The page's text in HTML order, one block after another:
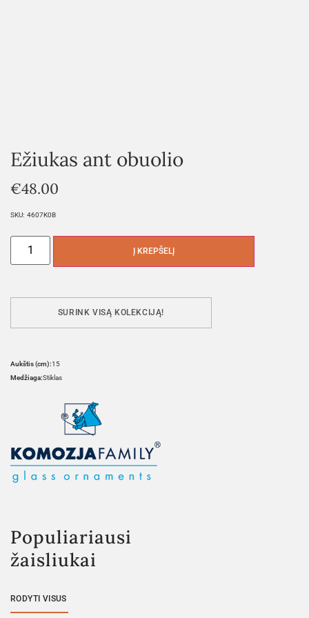
Ežiukas ant obuolio
€48.00
SKU: 4607K0B
Į KREPŠELĮ
SURINK VISĄ KOLEKCIJĄ!
Aukštis (cm):15
Medžiaga:Stiklas
Populiariausi
žaisliukai
RODYTI VISUS